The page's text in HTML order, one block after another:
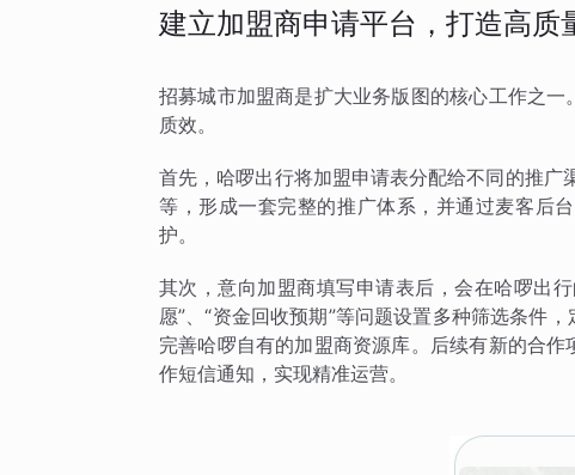
建立加盟商申请平台，打造高质
招募城市加盟商是扩大业务版图的核心工作之
质效。
首先，哈啰出行将加盟申请表分配给不同的推
等，形成一套完整的推广体系，并通过麦客后
护。
其次，意向加盟商填写申请表后，会在哈啰出
愿”、“资金回收预期”等问题设置多种筛选条件
完善哈啰自有的加盟商资源库。后续有新的合
作短信通知，实现精准运营。